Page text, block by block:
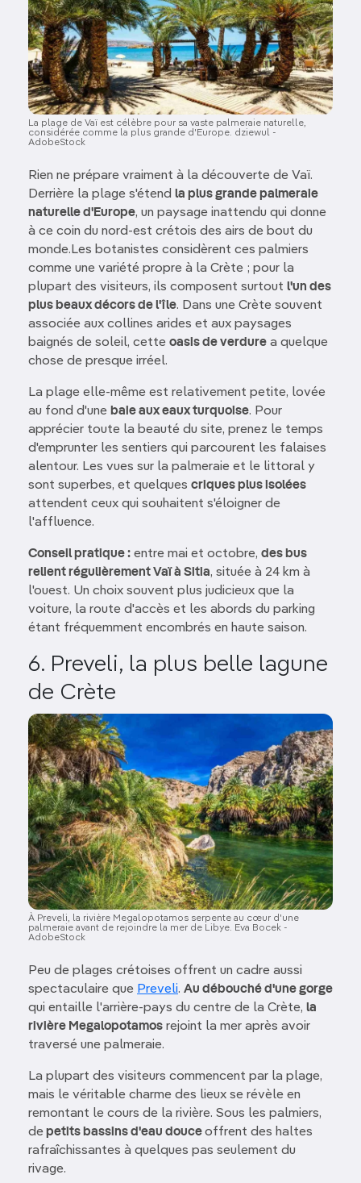
La plage de Vaï est célèbre pour sa vaste palmeraie naturelle,
considérée comme la plus grande d'Europe. dziewul -
AdobeStock
Rien ne prépare vraiment à la découverte de Vaï.
Derrière la plage s'étend la plus grande palmeraie
naturelle d'Europe, un paysage inattendu qui donne
à ce coin du nord-est crétois des airs de bout du
monde.Les botanistes considèrent ces palmiers
comme une variété propre à la Crète ; pour la
plupart des visiteurs, ils composent surtout l'un des
plus beaux décors de l'île. Dans une Crète souvent
associée aux collines arides et aux paysages
baignés de soleil, cette oasis de verdure a quelque
chose de presque irréel.
La plage elle-même est relativement petite, lovée
au fond d'une baie aux eaux turquoise. Pour
apprécier toute la beauté du site, prenez le temps
d'emprunter les sentiers qui parcourent les falaises
alentour. Les vues sur la palmeraie et le littoral y
sont superbes, et quelques criques plus isolées
attendent ceux qui souhaitent s'éloigner de
l'affluence.
Conseil pratique : entre mai et octobre, des bus
relient régulièrement Vaï à Sitia, située à 24 km à
l'ouest. Un choix souvent plus judicieux que la
voiture, la route d'accès et les abords du parking
étant fréquemment encombrés en haute saison.
6. Preveli, la plus belle lagune
de Crète
Image
À Preveli, la rivière Megalopotamos serpente au cœur d'une
palmeraie avant de rejoindre la mer de Libye. Eva Bocek -
AdobeStock
Peu de plages crétoises offrent un cadre aussi
spectaculaire que Preveli. Au débouché d'une gorge
qui entaille l'arrière-pays du centre de la Crète, la
rivière Megalopotamos rejoint la mer après avoir
traversé une palmeraie.
La plupart des visiteurs commencent par la plage,
mais le véritable charme des lieux se révèle en
remontant le cours de la rivière. Sous les palmiers,
depetits bassins d'eau douceoffrent des haltes
rafraîchissantes à quelques pas seulement du
rivage.